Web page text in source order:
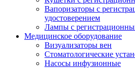
Вапоризаторы с
удостоверением
Лампы с
Медицинское оборудование
Визуализаторы вен
Стоматологические
Насосы инфузионные